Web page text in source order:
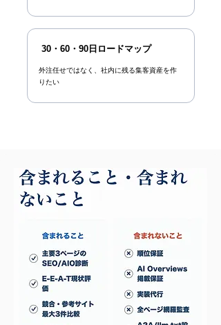
30・60・90日ロードマップ
外注任せではなく、社内に残る集客資産を作
りたい